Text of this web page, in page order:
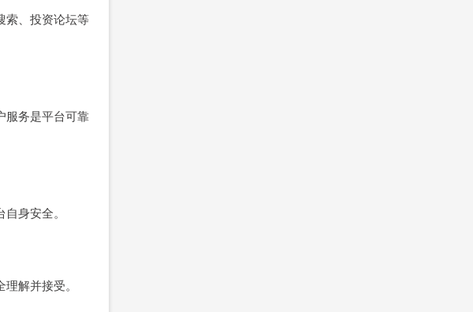
索、投资论坛等
服务是平台可靠
身安全。
解并接受。